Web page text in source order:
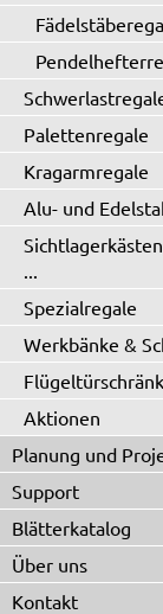
Palettenregale
Kragarmregale
Alu- und
...
Spezialregale
Werkbänke &
Aktionen
Planung und
Support
Blätterkatalog
Über uns
Kontakt